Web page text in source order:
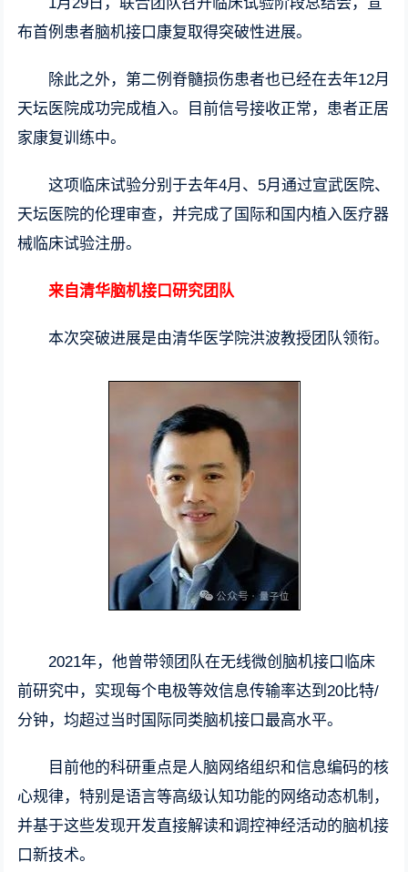
布首例患者脑机接口康复取得突破性进展。
除此之外，第二例脊髓损伤患者也已经在去年12月
天坛医院成功完成植入。目前信号接收正常，患者正居
家康复训练中。
这项临床试验分别于去年4月、5月通过宣武医院、
天坛医院的伦理审查，并完成了国际和国内植入医疗器
械临床试验注册。
来自清华脑机接口研究团队
本次突破进展是由清华医学院洪波教授团队领衔。
2021年，他曾带领团队在无线微创脑机接口临床
前研究中，实现每个电极等效信息传输率达到20比特/
分钟，均超过当时国际同类脑机接口最高水平。
目前他的科研重点是人脑网络组织和信息编码的核
心规律，特别是语言等高级认知功能的网络动态机制，
并基于这些发现开发直接解读和调控神经活动的脑机接
口新技术。